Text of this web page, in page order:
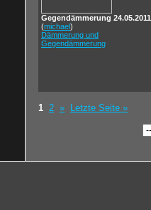
Gegendämmerung 24.05.2011
(michael)
Dämmerung und
Gegendämmerung
1 2 » Letzte Seite »